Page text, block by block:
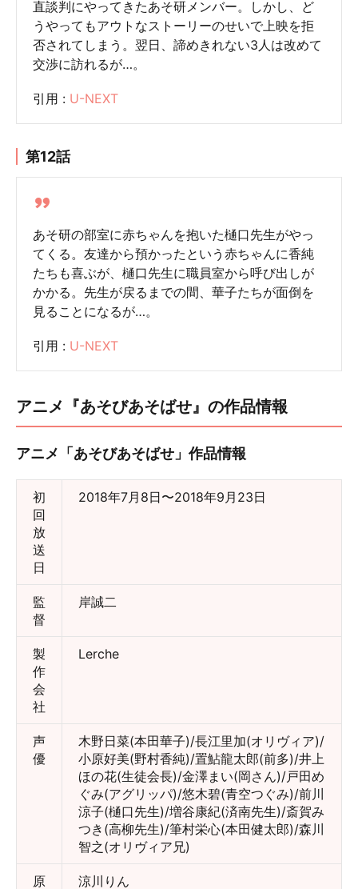
直談判にやってきたあそ研メンバー。しかし、ど
うやってもアウトなストーリーのせいで上映を拒
否されてしまう。翌日、諦めきれない3人は改めて
交渉に訪れるが…。
引用 : U-NEXT
第12話
あそ研の部室に赤ちゃんを抱いた樋口先生がやっ
てくる。友達から預かったという赤ちゃんに香純
たちも喜ぶが、樋口先生に職員室から呼び出しが
かかる。先生が戻るまでの間、華子たちが面倒を
見ることになるが…。
引用 : U-NEXT
アニメ『あそびあそばせ』の作品情報
アニメ「あそびあそばせ」作品情報
初
回
放
送
日
2018年7月8日〜2018年9月23日
監
督
岸誠二
製
作
会
社
Lerche
声
優
木野日菜(本田華子)/長江里加(オリヴィア)/
小原好美(野村香純)/置鮎龍太郎(前多)/井上
ほの花(生徒会長)/金澤まい(岡さん)/戸田め
ぐみ(アグリッパ)/悠木碧(青空つぐみ)/前川
涼子(樋口先生)/増谷康紀(済南先生)/斎賀み
つき(高柳先生)/筆村栄心(本田健太郎)/森川
智之(オリヴィア兄)
原 涼川りん